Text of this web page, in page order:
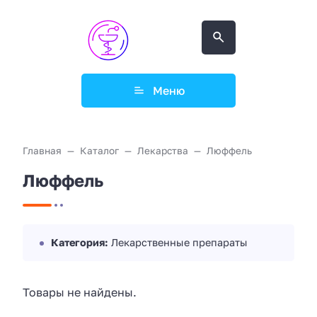
Меню
Главная Каталог Лекарства Люффель
Люффель
Категория: Лекарственные препараты
Товары не найдены.